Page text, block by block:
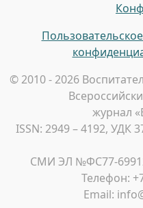
© 2010 - 2026
журнал
ISSN: 2949 – 4192, УДК
СМИ ЭЛ №ФС77-
Телефон:
Email: